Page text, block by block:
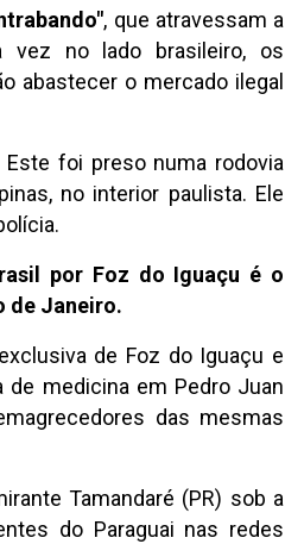
, que atravessam a
vez no lado brasileiro, os
abastecer o mercado ilegal
foi preso numa rodovia
no interior paulista. Ele
por Foz do Iguaçu é o
de Janeiro.
de Foz do Iguaçu e
de medicina em Pedro Juan
das mesmas
Tamandaré (PR) sob a
do Paraguai nas redes